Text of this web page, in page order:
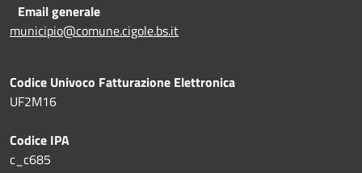
Email generale
municipio@comune.cigole.bs.it
Codice Univoco Fatturazione Elettronica
UF2M16
Codice IPA
c_c685